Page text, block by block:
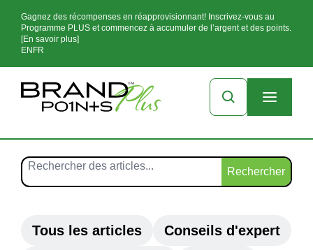
Gagnez des récompenses en réapprovisionnant! Inscrivez-vous au
Programme PLUS et commencez à accumuler de l’argent et des points.
[En savoir plus]
EN FR
Rechercher
Tous les articles
Conseils d'expert